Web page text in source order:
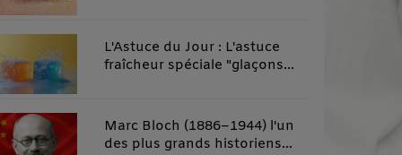
L'Astuce du Jour : L'astuce
fraîcheur spéciale "glaçons
Marc Bloch (1886–1944) l'un
des plus grands historiens